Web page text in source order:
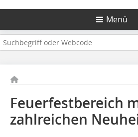
Menü
Feuerfestbereich
zahlreichen